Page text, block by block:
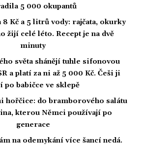
5 000 okupantů
8 Kč a 5 litrů vody: rajčata, okurky
žijí celé léto. Recept je na dvě
minuty
světa shánějí tuhle sifonovou
a platí za ni až 5 000 Kč. Češi ji
po babičce ve sklepě
hořčice: do bramborového salátu
kterou Němci používají po
generace
na odemykání více šancí nedá.